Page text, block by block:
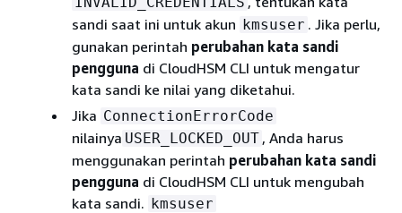
sandi saat ini untuk akun kmsuser . Jika perlu,
gunakan perintah perubahan kata sandi
pengguna di CloudHSM CLI untuk mengatur
kata sandi ke nilai yang diketahui.
Jika ConnectionErrorCode
nilainya USER_LOCKED_OUT , Anda harus
menggunakan perintah perubahan kata sandi
pengguna di CloudHSM CLI untuk mengubah
kata sandi. kmsuser